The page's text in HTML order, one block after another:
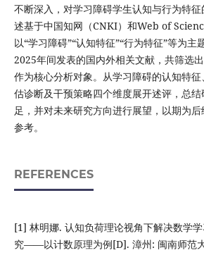
不断深入，对学习障碍学生认知与行为特
述基于中国知网（CNKI）和Web of
以“学习障碍”“认知特征”“行为特征”等为
2025年间发表的国内外相关文献，共筛选
作为核心分析对象。从学习障碍的认知特
估诊断及干预策略四个维度展开述评，总
足，并对未来研究方向进行展望，以期为
参考。
REFERENCES
[1] 林明娜. 认知负荷理论视角下解决数学
究——以计数原理为例[D]. 漳州: 闽南师范